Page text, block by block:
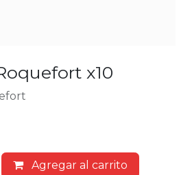
x10
Agregar al carrito